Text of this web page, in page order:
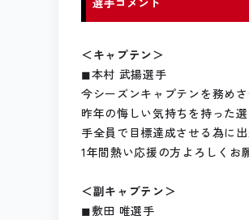
＜キャプテン＞
◼︎本村 武揚選手
今シーズンキャプテンを務めさ
昨年の悔しい気持ちを持った
手全員で目標達成させる為に
1年間熱い応援の方よろしくお
＜副キャプテン＞
◼︎敷田 唯選手